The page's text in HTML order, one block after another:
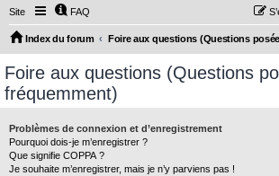
Site FAQ
Index du forum Foire aux questions (Questions
Foire aux questions (Questions
fréquemment)
Problèmes de connexion et d’enregistrement
Pourquoi dois-je m’enregistrer ?
Que signifie COPPA ?
Je souhaite m’enregistrer, mais je n’y parviens pas !